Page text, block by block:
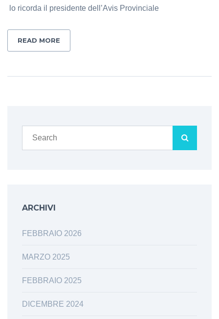
lo ricorda il presidente dell’Avis Provinciale
READ MORE
ARCHIVI
FEBBRAIO 2026
MARZO 2025
FEBBRAIO 2025
DICEMBRE 2024